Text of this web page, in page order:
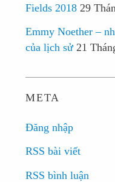
Fields 2018 29
Emmy Noether –
của lịch sử 21
META
Đăng nhập
RSS bài viết
RSS bình luận